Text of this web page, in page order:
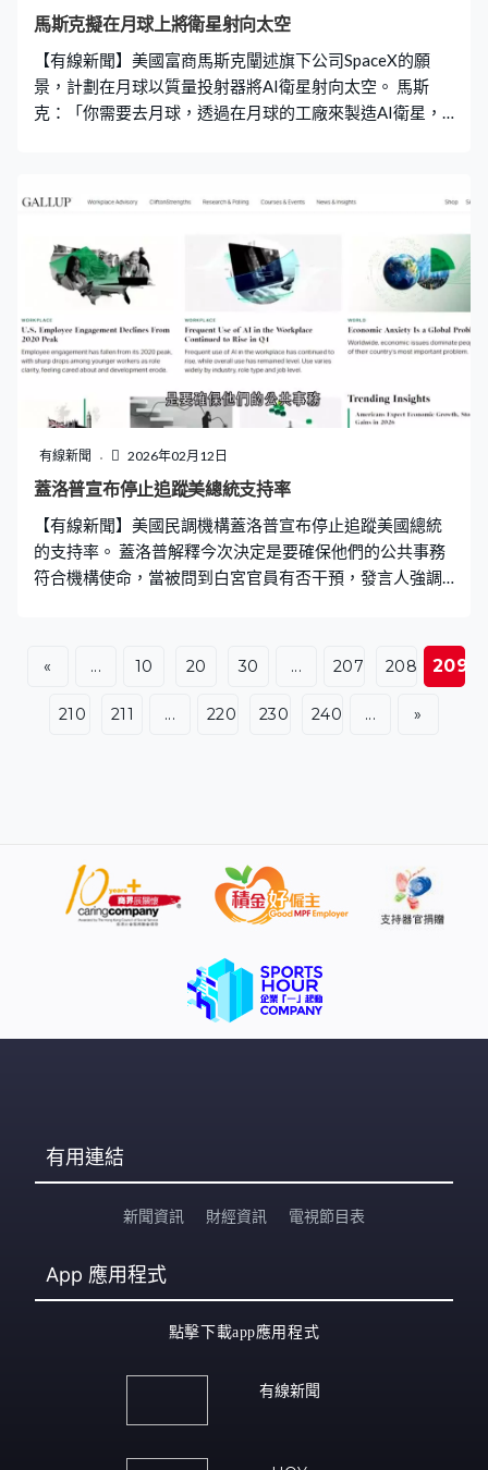
裡參加奧運，參加四年一度的最大盛事，我卻被取消資
格，甚至不明白原因。」 國際奧委會主席考文垂在周四比
賽開始前曾會見赫拉斯克維奇，但對方拒絕妥協，考文垂
提及事件時眼泛淚光。國際奧委會主席考文垂：「
馬斯克擬在月球上將衛星射向太空
【有線新聞】美國富商馬斯克闡述旗下公司SpaceX的願
景，計劃在月球以質量投射器將AI衛星射向太空。 馬斯
克：「你需要去月球，透過在月球的工廠來製造AI衛星，
星射向太空將會非常壯觀，且有助善用太陽能，期望以月
球作為殖民火星計劃的踏腳石。雖然馬斯克最初成立
SpaceX是以殖民火星為目標，但他近期決定將重心轉移至
月球，並提倡將數據中心送上太空。
有線新聞 2026年02月12日
蓋洛普宣布停止追蹤美總統支持率
【有線新聞】美國民調機構蓋洛普宣布停止追蹤美國總統
的支持率。 蓋洛普解釋今次決定是要確保他們的公共事務
符合機構使命，當被問到白宮官員有否干預，發言人強調
去年12月的民調，特朗普的支持度跌至36%，比他上任時
下跌11個百分點。特朗普上月對於《紐約時報》公布他的
民望創新低感到不滿，指發布虛假及欺詐性民調應列為刑
« ... 10 20 30 ... 207 208 209
210 211 ... 220 230 240 ... »
有用連結
新聞資訊 財經資訊 電視節目表
App 應用程式
點擊下載app應用程式
有線新聞